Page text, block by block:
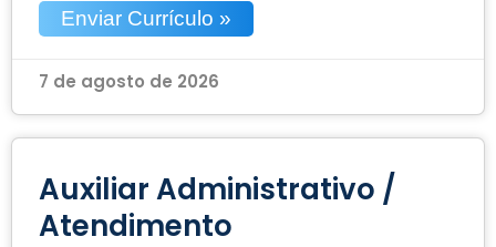
Enviar Currículo »
7 de agosto de 2026
Auxiliar Administrativo /
Atendimento